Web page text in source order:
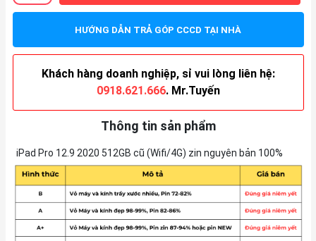
HƯỚNG DẪN TRẢ GÓP CCCD TẠI NHÀ
Khách hàng doanh nghiệp, sỉ vui lòng liên hệ:
0918.621.666. Mr.Tuyến
Thông tin sản phẩm
iPad Pro 12.9 2020 512GB cũ (Wifi/4G) zin nguyên bản 100%